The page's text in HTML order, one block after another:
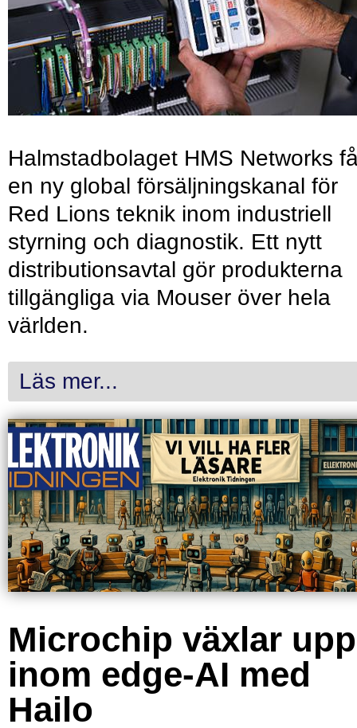
Halmstadbolaget HMS Networks
en ny global försäljningskanal för
Red Lions teknik inom industriell
styrning och diagnostik. Ett nytt
distributionsavtal gör produkterna
tillgängliga via Mouser över hela
världen.
Läs mer...
Microchip växlar upp
inom edge-AI med
Hailo